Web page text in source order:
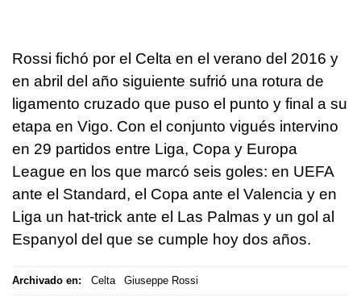
Rossi fichó por el Celta en el verano del 2016 y
en abril del año siguiente sufrió una rotura de
ligamento cruzado que puso el punto y final a su
etapa en Vigo. Con el conjunto vigués intervino
en 29 partidos entre Liga, Copa y Europa
League en los que marcó seis goles: en UEFA
ante el Standard, el Copa ante el Valencia y en
Liga un hat-trick ante el Las Palmas y un gol al
Espanyol del que se cumple hoy dos años.
Archivado en: Celta Giuseppe Rossi